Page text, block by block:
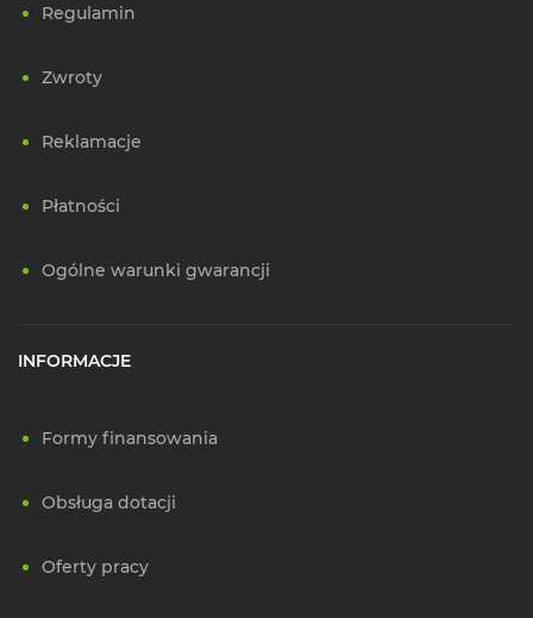
Regulamin
Zwroty
Reklamacje
Płatności
Ogólne warunki gwarancji
INFORMACJE
Formy finansowania
Obsługa dotacji
Oferty pracy